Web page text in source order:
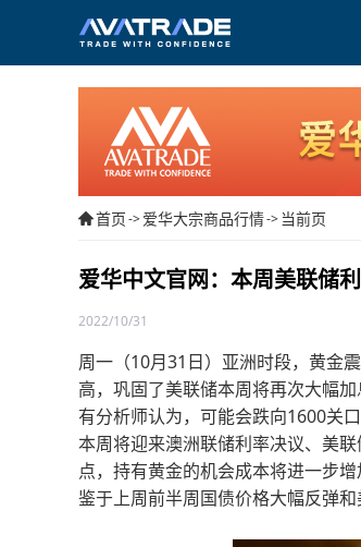
首页->爱华大宗商品行情-> 当前页
爱华中文官网：本周美联储
2022/10/31
周一（10月31日）亚洲时段，黄金
高，巩固了美联储本周将再次大幅
有分析师认为，可能会跌向1600关口
本周将迎来澳洲联储利率决议、美
点，持有黄金的机会成本将进一步
鉴于上周前半周国债价格大幅反弹